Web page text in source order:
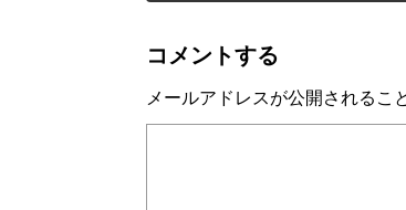
コメントする
メールアドレスが公開されるこ